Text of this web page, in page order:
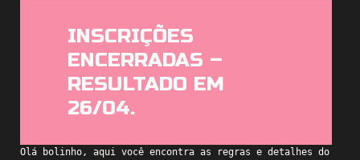
INSCRIÇÕES
ENCERRADAS –
RESULTADO EM
26/04.
Olá bolinho, aqui você encontra as regras e detalhes do